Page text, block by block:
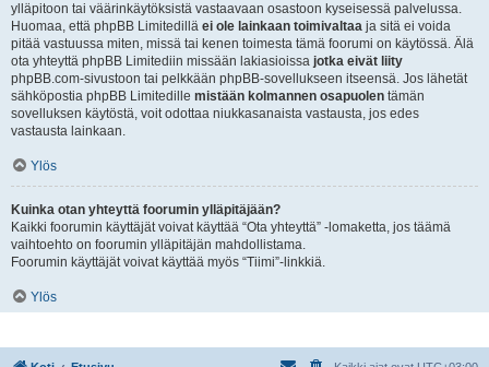
ylläpitoon tai väärinkäytöksistä vastaavaan osastoon kyseisessä palvelussa.
Huomaa, että phpBB Limitedillä ei ole lainkaan toimivaltaa ja sitä ei voida
pitää vastuussa miten, missä tai kenen toimesta tämä foorumi on käytössä. Älä
ota yhteyttä phpBB Limitediin missään lakiasioissa jotka eivät liity
phpBB.com-sivustoon tai pelkkään phpBB-sovellukseen itseensä. Jos lähetät
sähköpostia phpBB Limitedille mistään kolmannen osapuolen tämän
sovelluksen käytöstä, voit odottaa niukkasanaista vastausta, jos edes
vastausta lainkaan.
Ylös
Kuinka otan yhteyttä foorumin ylläpitäjään?
Kaikki foorumin käyttäjät voivat käyttää “Ota yhteyttä” -lomaketta, jos täämä
vaihtoehto on foorumin ylläpitäjän mahdollistama.
Foorumin käyttäjät voivat käyttää myös “Tiimi”-linkkiä.
Ylös